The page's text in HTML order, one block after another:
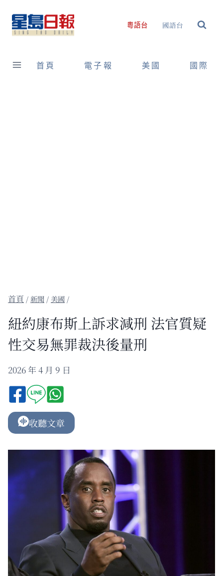
content
粵語台 國語台
首頁 電子報 美國 國際
/新聞 / 美國 /
紐約康布斯上訴求減刑 法官質疑
性交易無罪裁決後量刑
2026 年 4 月 9 日
收聽文章